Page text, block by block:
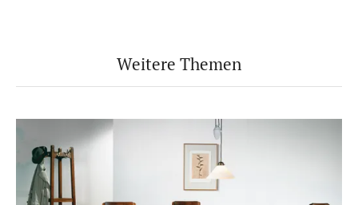
Weitere Themen